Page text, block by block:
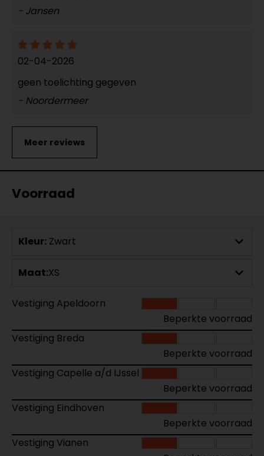
- Jansen
02-04-2026
geen toelichting gegeven
- Noordermeer
Voorraad
Kleur: Zwart
Maat:XS
Vestiging Apeldoorn
Beperkte voorraad
Vestiging Breda
Beperkte voorraad
Vestiging Capelle a/d IJssel
Beperkte voorraad
Vestiging Eindhoven
Beperkte voorraad
Vestiging Vianen